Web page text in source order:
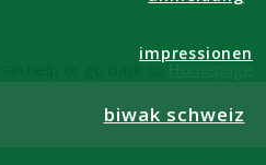
impressionen
biwak schweiz
help or go back toHomepage